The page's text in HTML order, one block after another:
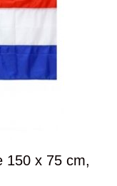
150 x 75 cm,